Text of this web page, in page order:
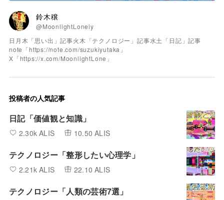
鈴木穣
@MoonlightLoneiy
日月木「思い出」記事火木「テクノロジー」記事水土「日記」記事
note「https://note.com/suzukiyutaka」
X「https://x.com/MoonlightLone」
投稿者の人気記事
日記「価値観と知識」
2.30k ALIS 10.50 ALIS
テクノロジー「整形したい心理学」
2.21k ALIS 22.10 ALIS
テクノロジー「人類の芸術7選」